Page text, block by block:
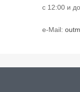
с 12:00 и
e-Mail: